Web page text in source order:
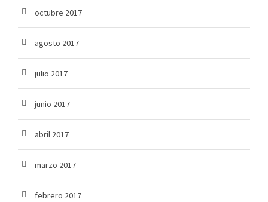
octubre 2017
agosto 2017
julio 2017
junio 2017
abril 2017
marzo 2017
febrero 2017